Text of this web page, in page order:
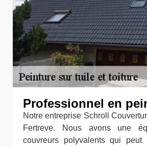
Professionnel en
Notre entreprise Schroll
Fertreve. Nous avons une
couvreurs polyvalents qui